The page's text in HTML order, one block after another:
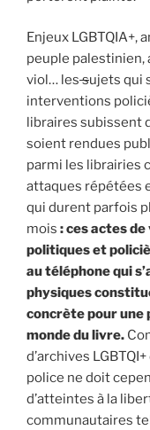
Enjeux LGBTQIA+,
peuple palestinien,
viol… lessujets qui
interventions
libraires subissent
soient rendues
parmi les librairies
attaques répétées
qui durent parfois
mois : ces actes
politiques et
au téléphone qui
physiques
concrète pour une
monde du livre.
d’archives
police ne doit
d’atteintes à la
communautaires